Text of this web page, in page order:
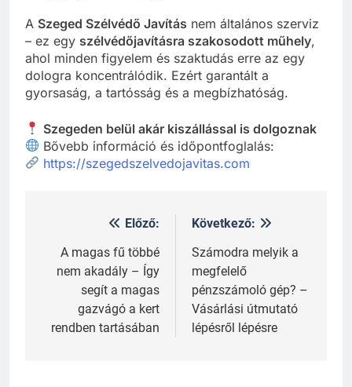
A Szeged Szélvédő Javítás nem általános szerviz
– ez egy szélvédőjavításra szakosodott műhely,
ahol minden figyelem és szaktudás erre az egy
dologra koncentrálódik. Ezért garantált a
gyorsaság, a tartósság és a megbízhatóság.
Szegeden belül akár kiszállással is dolgoznak
Bővebb információ és időpontfoglalás:
https://szegedszelvedojavitas.com
Bejegyzés
navigáció
Előző:
A magas fű többé
nem akadály – Így
segít a magas
gazvágó a kert
rendben tartásában
Következő:
Számodra melyik a
megfelelő
pénzszámoló gép? –
Vásárlási útmutató
lépésről lépésre